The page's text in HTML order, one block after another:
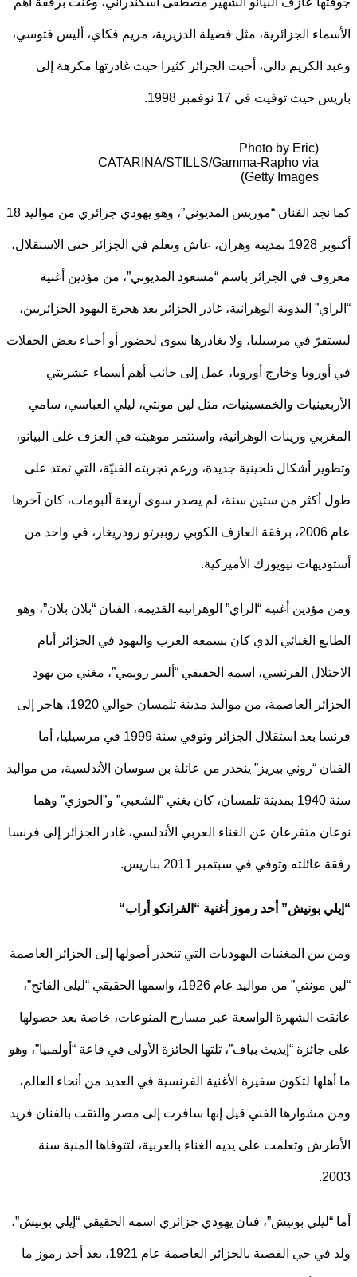
الجزائرية، مثل فضيلة الدزيرية، مريم فكاي، أليس فتوسي،
الكريم دالي، أحبت الجزائر كثيرا حيث غادرتها مكرهة إلى
توفيت في 17 نوفمبر 1998.
(Photo by Eric
CATARINA/STILLS/Gamma-Rapho via
Getty Images)
كما نجد الفنان “موريس المديوني”، وهو يهودي جزائري من مواليد 18
أكتوبر 1928 بمدينة وهران، عاش وتعلم في الجزائر حتى الاستقلال،
في الجزائر باسم “مسعود المديوني”، من مؤدين أغنية
البدوية الوهرانية، غادر الجزائر بعد هجرة اليهود الجزائريين،
في مرسيليا، ولا يغادرها سوى لحضور أو أحياء بعض الحفلات
وخارج أوروبا، عمل إلى جانب أهم أسماء عشريتي
والخمسينيات، مثل لين مونتي، ليلي العباسي، سامي
ورينات الوهرانية، واستثمر موهبته في العزف على البيانو،
أشكال تلحينية جديدة، ورغم تجربته الفنيّة، التي تمتد على
أكثر من ستين سنة، لم يصدر سوى أربعة ألبومات، كان آخرها
عام 2006، برفقة العازف الكوبي روبيرتو رودريغاز، في واحد من
نيويورك الأميركية.
أغنية “الراي” الوهرانية القديمة، الفنان “بلان بلان”، وهو
الغنائي الذي كان يسمعه العرب واليهود في الجزائر أيام
الفرنسي، اسمه الحقيقي “ألبير رويمي”، مغني من يهود
الجزائر العاصمة، من مواليد مدينة تلمسان حوالي 1920، هاجر إلى
فرنسا بعد استقلال الجزائر وتوفي سنة 1999 في مرسيليا، أما
“روني بيريز” ينحدر من عائلة بن سوسان الأندلسية، من مواليد
سنة 1940 بمدينة تلمسان، كان يغني “الشعبي” و”الحوزي” وهما
متفرعان عن الغناء العربي الأندلسي، غادر الجزائر إلى فرنسا
وتوفي في سبتمبر 2011 بباريس.
بونيش” أحد رموز أغنية “الفرانكو أراب “
المغنيات اليهوديات التي تنحدر أصولها إلى الجزائر العاصمة
“لين مونتي” من مواليد عام 1926، واسمها الحقيقي “ليلى الفاتح”،
الشهرة الواسعة عبر مسارح المنوعات، خاصة بعد حصولها
“إيديث بياف”، تلتها الجائزة الأولى في قاعة “أولمبيا”، وهو
لتكون سفيرة الأغنية الفرنسية في العديد من أنحاء العالم،
مشوارها الفني قيل إنها سافرت إلى مصر والتقت بالفنان فريد
وتعلمت على يديه الغناء بالعربية، لتتوفاها المنية سنة
بونيش”، فنان يهودي جزائري اسمه الحقيقي “إيلي بونيش”،
ولد في حي القصبة بالجزائر العاصمة عام 1921، يعد أحد رموز ما